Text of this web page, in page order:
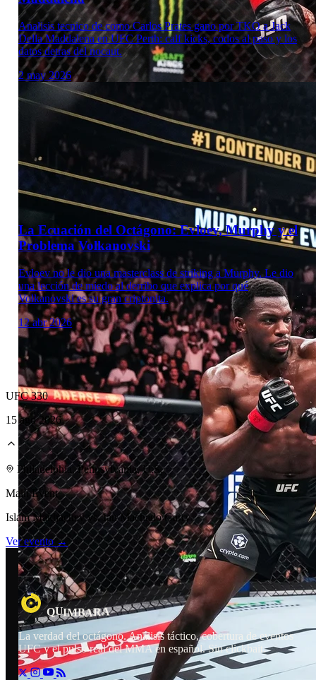
Laboratorio Técnico
Laboratorio Técnico
Analisis tecnico de como Carlos Prates gano por TKO a Jack
Della Maddalena en UFC Perth: calf kicks, codos al paso y los
datos detras del nocaut.
2 may 2026
La Ecuación del Octágono: Evloev, Murphy y el
Problema Volkanovski
Evloev no le dio una masterclass de striking a Murphy. Le dio
una lección de miedo al derribo que explica por qué
Volkanovski es su gran criptonita.
12 abr 2026
UFC 330
15 ago 2026
Philadelphia, Pennsylvania, U.S.
Main Event
Islam Makhachev vs. Ian Machado Garry
Ver evento →
QUIMBARA
La verdad del octágono. Análisis táctico, cobertura de eventos
UFC y el pulso real del MMA en español. Sin clickbait.